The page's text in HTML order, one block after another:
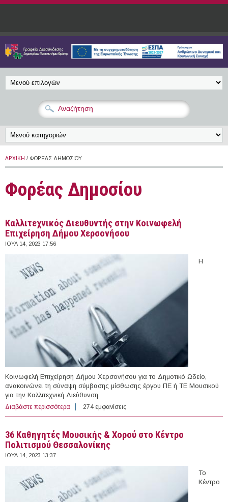
Παράκαμψη προς το κυρίως περιεχόμενο
ΑΡΧΙΚΉ / ΦΟΡΈΑΣ ΔΗΜΟΣΊΟΥ
Φορέας Δημοσίου
Καλλιτεχνικός Διευθυντής στην Κοινωφελή
Επιχείρηση Δήμου Χερσονήσου
ΙΟΥΛ 14, 2023 17:56
Η
Κοινωφελή Επιχείρηση Δήμου Χερσονήσου για το Δημοτικό Ωδείο,
ανακοινώνει τη σύναψη σύμβασης μίσθωσης έργου ΠΕ ή ΤΕ Μουσικού
για την Καλλιτεχνική Διεύθυνση.
Διαβάστε περισσότερα για Καλλιτεχνικός Διευθυντής στην Κοινωφελή
Επιχείρηση Δήμου Χερσονήσου
274 εμφανίσεις
36 Καθηγητές Μουσικής & Χορού στο Κέντρο
Πολιτισμού Θεσσαλονίκης
ΙΟΥΛ 14, 2023 13:37
Το
Κέντρο